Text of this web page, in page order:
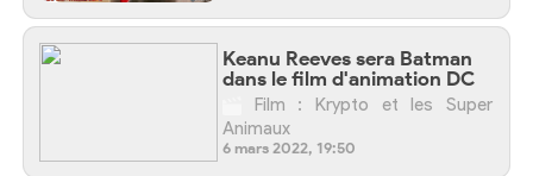
Keanu Reeves sera Batman
dans le film d'animation DC
Film : Krypto et les Super
Animaux
6 mars 2022, 19:50